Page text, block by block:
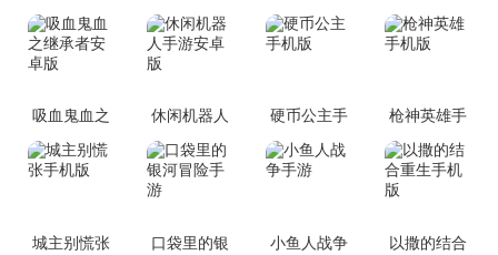
场
酷
正版
吸血鬼血之
继承者安卓
版
休闲机器人
手游安卓版
硬币公主手
枪神英雄手
机版
城主别慌张
口袋里的银
小鱼人战争
以撒的结合